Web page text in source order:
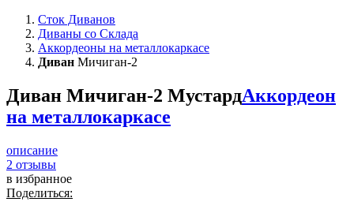
Сток Диванов
Диваны со Склада
Аккордеоны на металлокаркасе
Диван Мичиган-2
Диван Мичиган-2 МустардАккордеон
на металлокаркасе
описание
2 отзывы
в избранное
Поделиться: